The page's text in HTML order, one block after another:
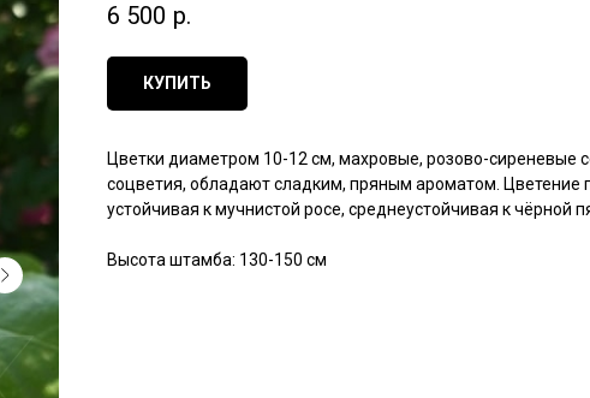
6 500 р.
КУПИТЬ
Цветки диаметром 10-12 см, махровые, розово-сиреневые
соцветия, обладают сладким, пряным ароматом. Цветение
устойчивая к мучнистой росе, среднеустойчивая к чёрной
Высота штамба: 130-150 см